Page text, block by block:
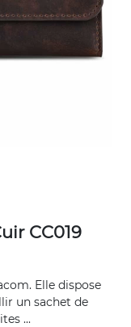
CC019
Elle dispose
un sachet de
...